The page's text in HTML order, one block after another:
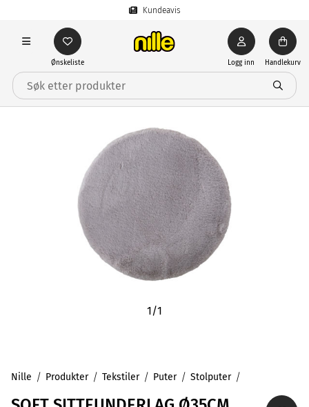
Kundeavis
Ønskeliste Logg inn Handlekurv
1/1
Nille Produkter Tekstiler Puter Stolputer